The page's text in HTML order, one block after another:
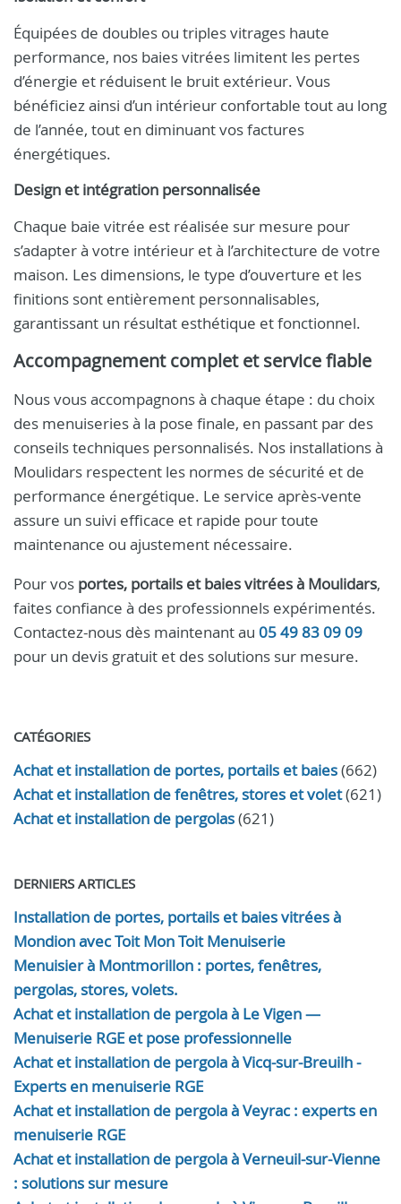
Équipées de doubles ou triples vitrages haute
performance, nos baies vitrées limitent les pertes
d’énergie et réduisent le bruit extérieur. Vous
bénéficiez ainsi d’un intérieur confortable tout au long
de l’année, tout en diminuant vos factures
énergétiques.
Design et intégration personnalisée
Chaque baie vitrée est réalisée sur mesure pour
s’adapter à votre intérieur et à l’architecture de votre
maison. Les dimensions, le type d’ouverture et les
finitions sont entièrement personnalisables,
garantissant un résultat esthétique et fonctionnel.
Accompagnement complet et service fiable
Nous vous accompagnons à chaque étape : du choix
des menuiseries à la pose finale, en passant par des
conseils techniques personnalisés. Nos installations à
Moulidars respectent les normes de sécurité et de
performance énergétique. Le service après-vente
assure un suivi efficace et rapide pour toute
maintenance ou ajustement nécessaire.
Pour vos portes, portails et baies vitrées à Moulidars,
faites confiance à des professionnels expérimentés.
Contactez-nous dès maintenant au 05 49 83 09 09
pour un devis gratuit et des solutions sur mesure.
CATÉGORIES
Achat et installation de portes, portails et baies(662)
Achat et installation de fenêtres, stores et volet(621)
Achat et installation de pergolas(621)
DERNIERS ARTICLES
Installation de portes, portails et baies vitrées à
Mondion avec Toit Mon Toit Menuiserie
Menuisier à Montmorillon : portes, fenêtres,
pergolas, stores, volets.
Achat et installation de pergola à Le Vigen —
Menuiserie RGE et pose professionnelle
Achat et installation de pergola à Vicq-sur-Breuilh -
Experts en menuiserie RGE
Achat et installation de pergola à Veyrac : experts en
menuiserie RGE
Achat et installation de pergola à Verneuil-sur-Vienne
: solutions sur mesure